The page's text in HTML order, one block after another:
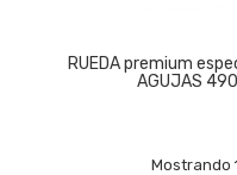
RUEDA premium
AGUJAS
Mostrando